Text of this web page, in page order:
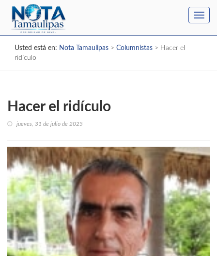
Usted está en: Nota Tamaulipas > Columnistas > Hacer el
ridículo
Hacer el ridículo
jueves, 31 de julio de 2025